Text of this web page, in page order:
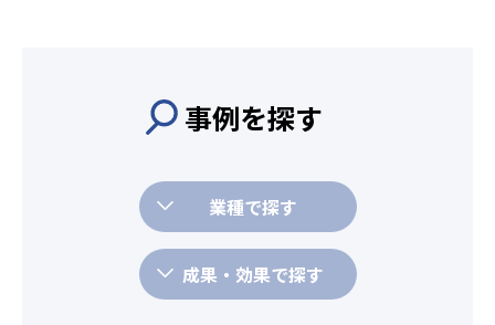
事例を探す
業種で探す
成果・効果で探す